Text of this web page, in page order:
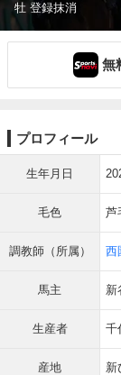
牡 登録抹消
無
プロフィール
生年月日
毛色 芦
調教師（所属） 西
馬主 新
生産者 千
産地 新